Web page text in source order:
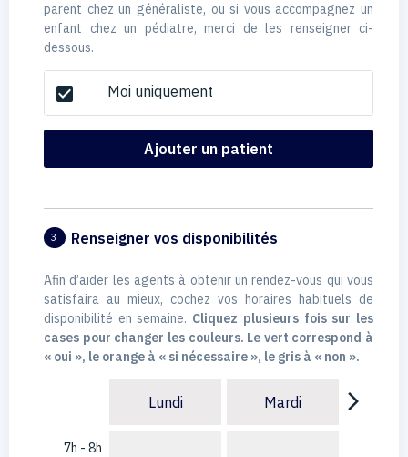
parent chez un généraliste, ou si vous accompagnez un
enfant chez un pédiatre, merci de les renseigner ci-
dessous.
check_box Moi uniquement
Ajouter un patient
3 Renseigner vos disponibilités
Afin d’aider les agents à obtenir un rendez-vous qui vous
satisfaira au mieux, cochez vos horaires habituels de
disponibilité en semaine. Cliquez plusieurs fois sur les
cases pour changer les couleurs. Le vert correspond à
« oui », le orange à « si nécessaire », le gris à « non ».
7h - 8h
Lundi Mardi arrow_forward_ios